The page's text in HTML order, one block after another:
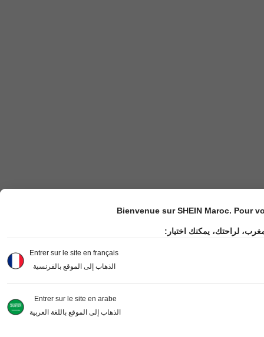
Bienvenue sur SHEIN Maroc. Pour
لراحتك، يمكنك اختيار:
Entrer sur le site en français
الذهاب إلى الموقع بالفرنسية
Entrer sur le site en arabe
الذهاب إلى الموقع باللغة العربية